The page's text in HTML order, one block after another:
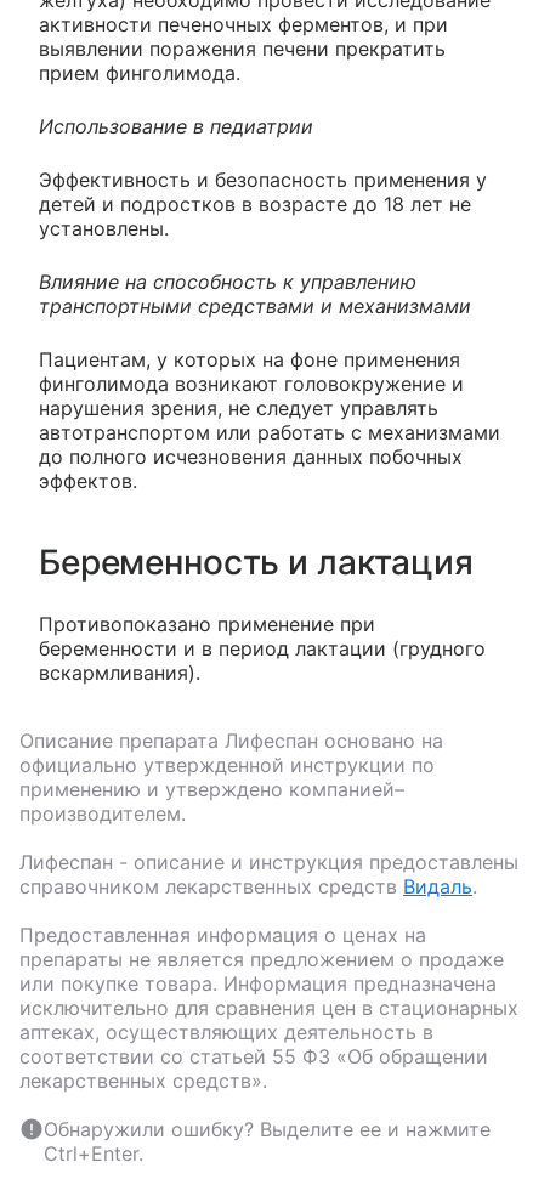
активности печеночных ферментов, и при
выявлении поражения печени прекратить
прием финголимода.
Использование в педиатрии
Эффективность и безопасность применения у
детей и подростков в возрасте до 18 лет не
установлены.
Влияние на способность к управлению
транспортными средствами и механизмами
Пациентам, у которых на фоне применения
финголимода возникают головокружение и
нарушения зрения, не следует управлять
автотранспортом или работать с механизмами
до полного исчезновения данных побочных
эффектов.
Беременность и лактация
Противопоказано применение при
беременности и в период лактации (грудного
вскармливания).
Описание препарата Лифеспан основано на
официально утвержденной инструкции по
применению и утверждено компанией–
производителем.
Лифеспан - описание и инструкция предоставлены
справочником лекарственных средств Видаль.
Предоставленная информация о ценах на
препараты не является предложением о продаже
или покупке товара. Информация предназначена
исключительно для сравнения цен в стационарных
аптеках, осуществляющих деятельность в
соответствии со статьей 55 ФЗ «Об обращении
лекарственных средств».
Обнаружили ошибку? Выделите ее и нажмите
Ctrl+Enter.